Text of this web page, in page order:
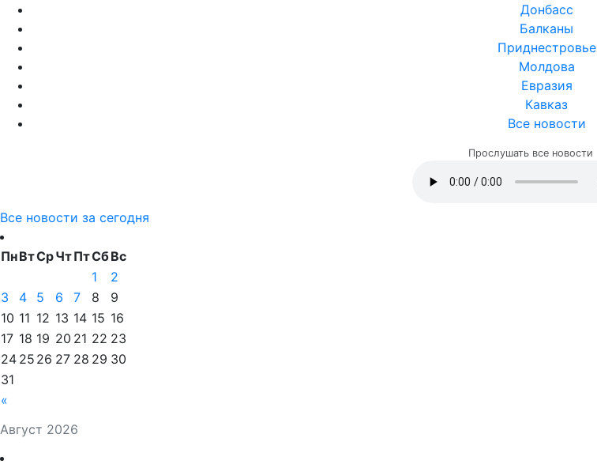
Донбасс
Балканы
Приднестровье
Молдова
Евразия
Кавказ
Все новости
Прослушать все новости
Все новости за сегодня
Август 2026
ПнВтСрЧтПтСбВс
«
1
2
3
4 5 6 7 8
9
10 11 12 13 14 15 16
17 18 19 20 21 22 23
24 25 26 27 28 29 30
31